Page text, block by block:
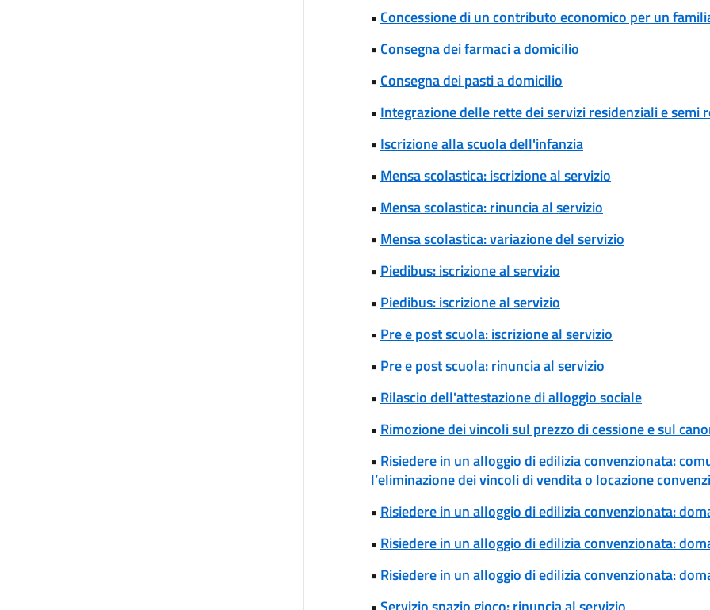
• Concessione di un contributo economico per un
• Consegna dei farmaci a domicilio
• Consegna dei pasti a domicilio
• Integrazione delle rette dei servizi residenziali e semi
• Iscrizione alla scuola dell'infanzia
• Mensa scolastica: iscrizione al servizio
• Mensa scolastica: rinuncia al servizio
• Mensa scolastica: variazione del servizio
• Piedibus: iscrizione al servizio
• Piedibus: iscrizione al servizio
• Pre e post scuola: iscrizione al servizio
• Pre e post scuola: rinuncia al servizio
• Rilascio dell'attestazione di alloggio sociale
• Rimozione dei vincoli sul prezzo di cessione e sul
• Risiedere in un alloggio di edilizia convenzionata:
l’eliminazione dei vincoli di vendita o locazione
• Risiedere in un alloggio di edilizia convenzionata:
• Risiedere in un alloggio di edilizia convenzionata:
• Risiedere in un alloggio di edilizia convenzionata: